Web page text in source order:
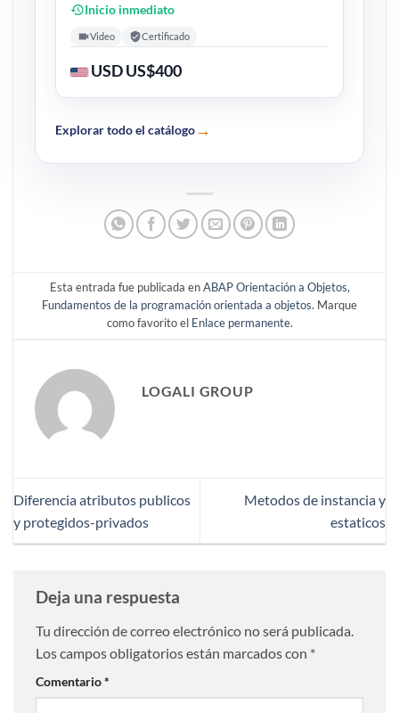
Inicio inmediato
Video Certificado
USD US$400
Explorar todo el catálogo→
Esta entrada fue publicada enABAP Orientación a Objetos,
Fundamentos de la programación orientada a objetos. Marque
como favorito el Enlace permanente.
LOGALI GROUP
Diferencia atributos publicos
y protegidos-privados
Metodos de instancia y
estaticos
Deja una respuesta
Tu dirección de correo electrónico no será publicada.
Los campos obligatorios están marcados con *
Comentario*